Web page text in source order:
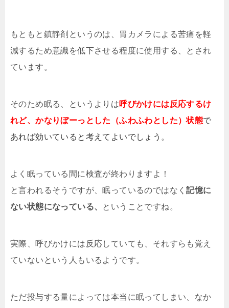
もともと鎮静剤というのは、胃カメラによる苦痛を軽
減するため意識を低下させる程度に使用する、とされ
ています。
そのため眠る、というよりは呼びかけには反応するけ
れど、かなりぼーっとした（ふわふわとした）状態で
あれば効いていると考えてよいでしょう 。
よく眠っている間に検査が終わりますよ！
と言われるそうですが、眠っているのではなく記憶に
ない状態になっている、 ということですね。
実際、呼びかけには反応していても、それすらも覚え
ていないという人もいるようです。
ただ投与する量によっては本当に眠ってしまい、なか